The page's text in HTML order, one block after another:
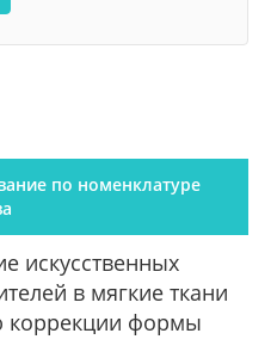
по номенклатуре
искусственных
в мягкие ткани
коррекции формы